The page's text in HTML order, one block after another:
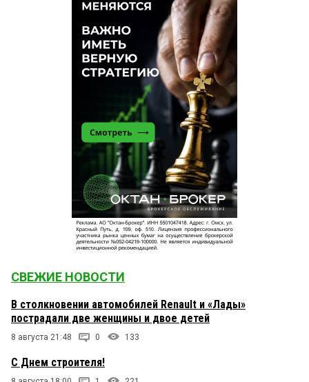
СВЕЖИЕ НОВОСТИ
В столкновении автомобилей Renault и «Лады»
пострадали две женщины и двое детей
8 августа 21:48 0 133
С Днем строителя!